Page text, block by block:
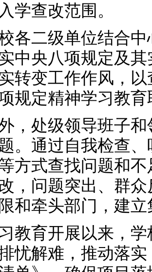
学查改范围。
二级单位结合中
中央八项规定及
转变工作作风，
规定精神学习教
处级领导班子和
。通过自我检查
方式查找问题和
，问题突出、群
和牵头部门，建
育开展以来，学
忧解难，推动落